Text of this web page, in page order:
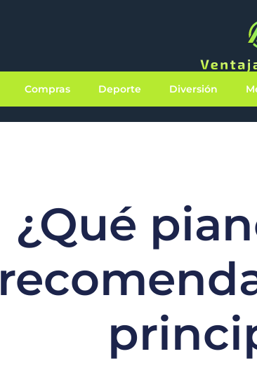
Compras Deporte Diversión
¿Qué